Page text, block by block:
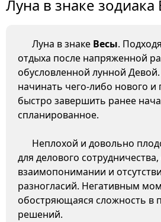
Луна в знаке зодиака
Луна в знаке Весы.
отдыха после напряженной
обусловленной лунной
начинать чего-либо нового и
быстро завершить ранее
спланированное.
Неплохой и довольно
для делового
взаимопонимании и
разногласий. Негативным
обостряющаяся сложность в
решений.